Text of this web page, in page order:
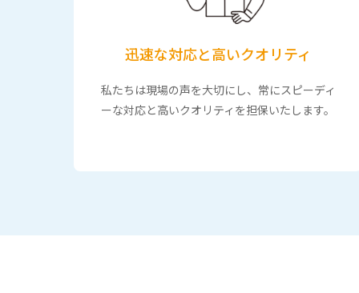
迅速な対応と高いクオリティ
私たちは現場の声を大切にし、常にスピーディ
ーな対応と高いクオリティを担保いたします。